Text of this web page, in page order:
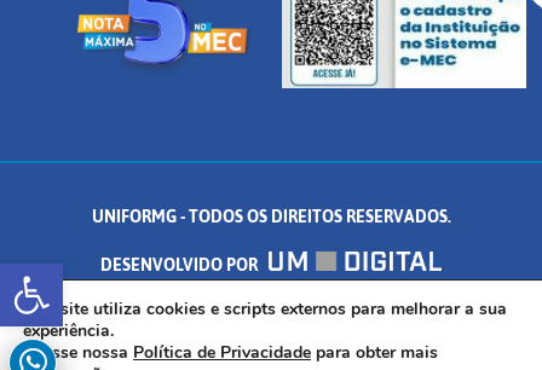
Abrir a barra de ferramentas
UNIFORMG - TODOS OS DIREITOS RESERVADOS.
DESENVOLVIDO POR
AV. DR. ARNALDO DE SENNA, 328 - PALMEIRAS, FORMIGA/MG - CEP:
35.574.530
Este site utiliza cookies e scripts externos para melhorar a sua
experiência.
Acesse nossa Política de Privacidade para obter mais